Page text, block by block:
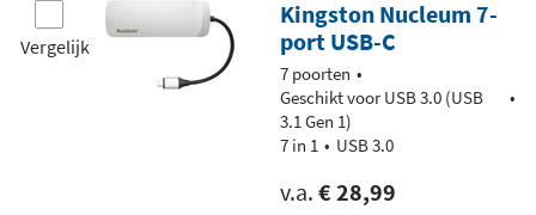
Vergelijk
Kingston Nucleum 7-
port USB-C
7 poorten
Geschikt voor USB 3.0 (USB
3.1 Gen 1)
7 in 1
USB 3.0
v.a. € 28,99